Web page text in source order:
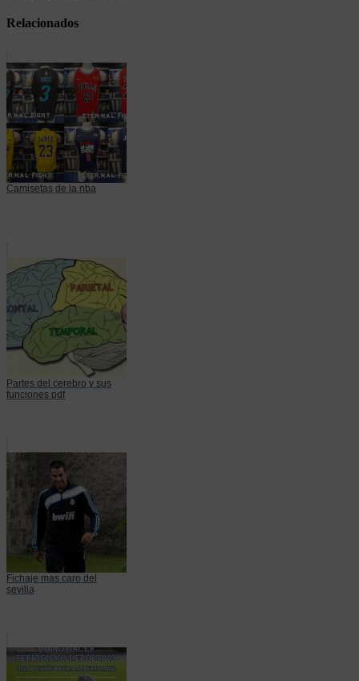
Relacionados
Camisetas de la nba
Partes del cerebro y sus
funciones pdf
Fichaje mas caro del
sevilla